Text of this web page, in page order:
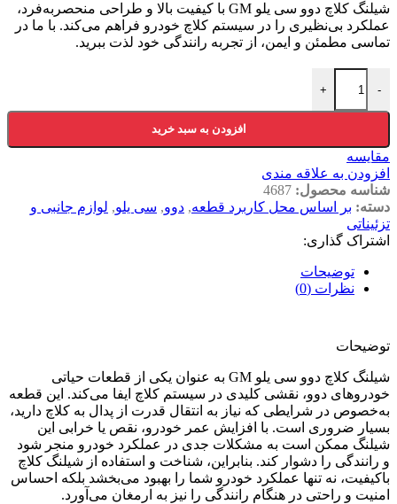
شیلنگ کلاچ دوو سی یلو GM با کیفیت بالا و طراحی منحصربه‌فرد،
عملکرد بی‌نظیری را در سیستم کلاچ خودرو فراهم می‌کند. با ما در
تماسی مطمئن و ایمن، از تجربه رانندگی خود لذت ببرید.
-
+
افزودن به سبد خرید
مقایسه
افزودن به علاقه مندی
شناسه محصول: 4687
دسته: بر اساس محل کاربرد قطعه, دوو, سی یلو, لوازم جانبی و
تزئیناتی
اشتراک گذاری:
توضیحات
نظرات (0)
توضیحات
شیلنگ کلاچ دوو سی یلو GM به عنوان یکی از قطعات حیاتی
خودروهای دوو، نقشی کلیدی در سیستم کلاچ ایفا می‌کند. این قطعه
به‌خصوص در شرایطی که نیاز به انتقال قدرت از پدال به کلاچ دارید،
بسیار ضروری است. با افزایش عمر خودرو، نقص یا خرابی این
شیلنگ ممکن است به مشکلات جدی در عملکرد خودرو منجر شود
و رانندگی را دشوار کند. بنابراین، شناخت و استفاده از شیلنگ کلاچ
باکیفیت، نه تنها عملکرد خودرو شما را بهبود می‌بخشد بلکه احساس
امنیت و راحتی در هنگام رانندگی را نیز به ارمغان می‌آورد.